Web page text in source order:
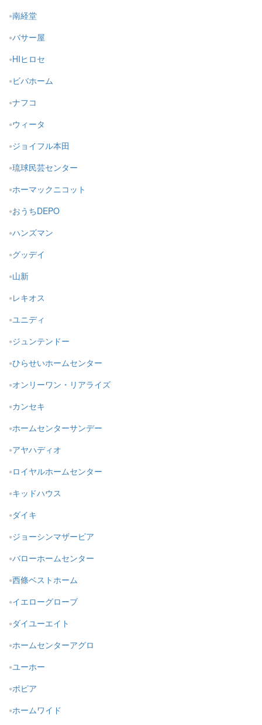
南経堂
バサー屋
HIヒロセ
ビバホーム
ナフコ
ウィータ
ジョイフル本田
琉球民芸センター
ホーマックニコット
おうちDEPO
ハンズマン
グッデイ
山新
レキオス
ユニディ
ジュンテンドー
ひらせいホームセンター
オンリーワン・リアライズ
カンセキ
ホームセンターサンデー
アヤハディオ
ロイヤルホームセンター
キッドハウス
ダイキ
ジョーシンマザーピア
バローホームセンター
西條ベストホーム
イエローグローブ
ダイユーエイト
ホームセンターアグロ
ユーホー
ポピア
ホームワイド